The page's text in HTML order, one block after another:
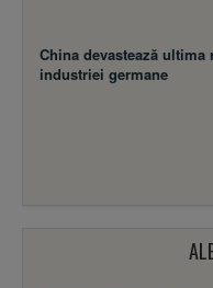
China devastează ultima
industriei germane